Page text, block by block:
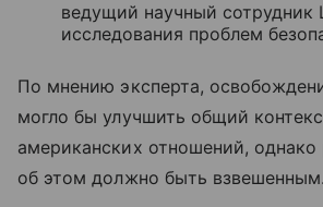
ведущий научный сотрудник
исследования проблем
По мнению эксперта,
могло бы улучшить общий
американских отношений,
об этом должно быть взвешенным.